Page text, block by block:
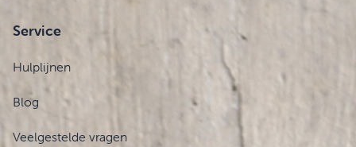
Service
Hulplijnen
Blog
Veelgestelde vragen